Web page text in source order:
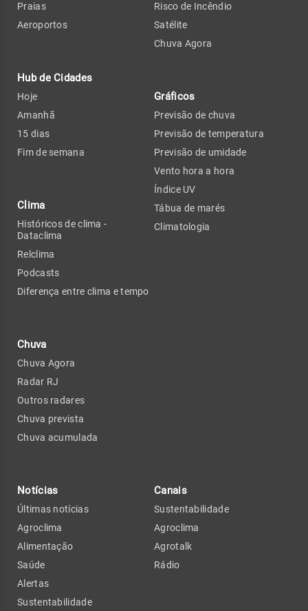
Praias
Aeroportos
Hub de Cidades
Hoje
Amanhã
15 dias
Fim de semana
Clima
Históricos de clima -
Dataclima
Relclima
Podcasts
Diferença entre clima e tempo
Chuva
Chuva Agora
Radar RJ
Outros radares
Chuva prevista
Chuva acumulada
Risco de Incêndio
Satélite
Chuva Agora
Gráficos
Previsão de chuva
Previsão de temperatura
Previsão de umidade
Vento hora a hora
Índice UV
Tábua de marés
Climatologia
Notícias
Últimas notícias
Agroclima
Alimentação
Saúde
Alertas
Sustentabilidade
Canais
Sustentabilidade
Agroclima
Agrotalk
Rádio